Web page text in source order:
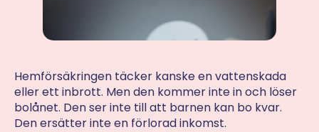
Hemförsäkringen täcker kanske en vattenskada
eller ett inbrott. Men den kommer inte in och löser
bolånet. Den ser inte till att barnen kan bo kvar.
Den ersätter inte en förlorad inkomst.